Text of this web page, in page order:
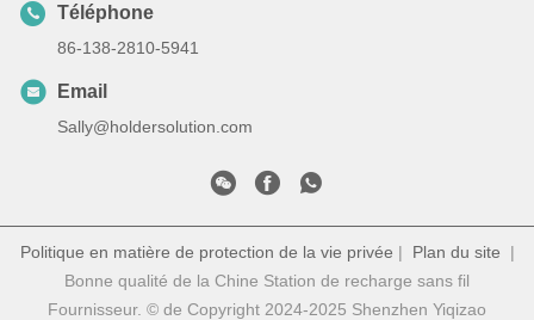
Téléphone
86-138-2810-5941
Email
Sally@holdersolution.com
Politique en matière de protection de la vie privée | Plan du site |
Bonne qualité de la Chine Station de recharge sans fil
Fournisseur. © de Copyright 2024-2025 Shenzhen Yiqizao